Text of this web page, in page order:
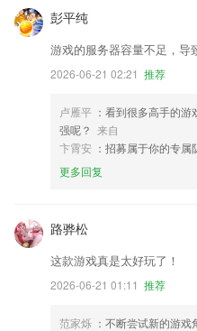
彭平纯
游戏的服务器容量不足，导
2026-06-21 02:21 推荐
卢雁平 ：看到很多高手的
强呢？ 来自
卞霄安 ：招募属于你的专属
更多回复
路骅松
这款游戏真是太好玩了！
2026-06-21 01:11 推荐
范家烁 ：不断尝试新的游戏